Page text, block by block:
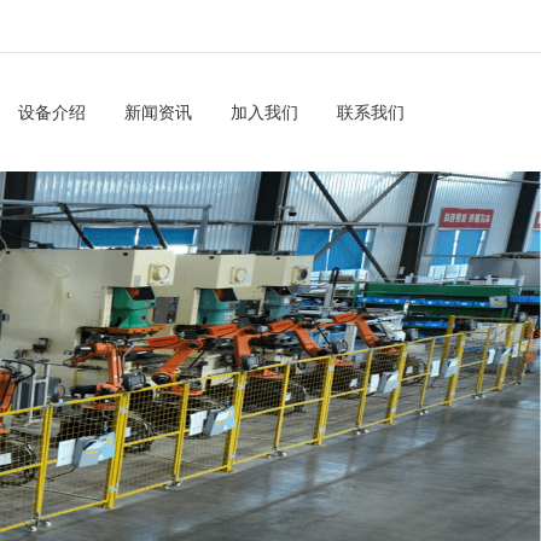
设备介绍 新闻资讯 加入我们 联系我们